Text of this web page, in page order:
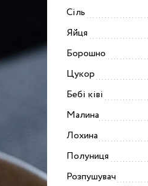
Сіль
Яйця
Борошно
Цукор
Бебі ківі
Малина
Лохина
Полуниця
Розпушувач